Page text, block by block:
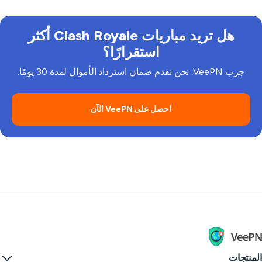
هل تريد مباريات Clash Royale أكثر
استقرارًا؟
جرب VeePN. نحن نقدم ضمان استرداد الأموال لمدة 30 يومًا.
احصل على VeePN الآن